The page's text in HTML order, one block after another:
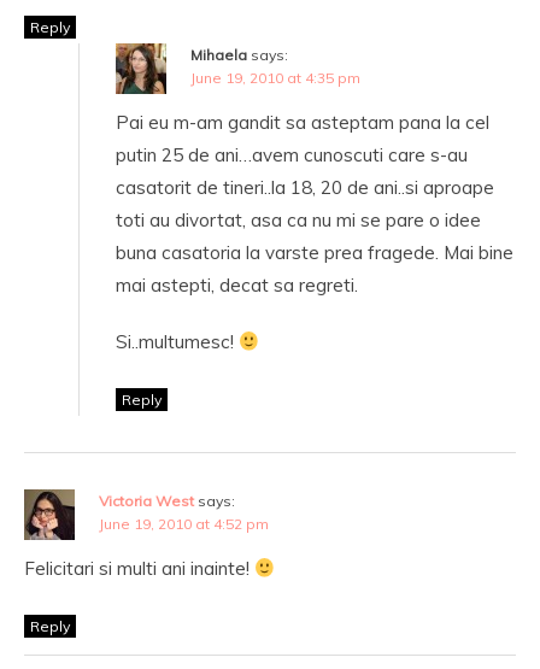
Reply
Mihaela says:
June 19, 2010 at 4:35 pm
Pai eu m-am gandit sa asteptam pana la cel
putin 25 de ani…avem cunoscuti care s-au
casatorit de tineri..la 18, 20 de ani..si aproape
toti au divortat, asa ca nu mi se pare o idee
buna casatoria la varste prea fragede. Mai bine
mai astepti, decat sa regreti.
Si..multumesc!
Reply
Victoria West says:
June 19, 2010 at 4:52 pm
Felicitari si multi ani inainte!
Reply